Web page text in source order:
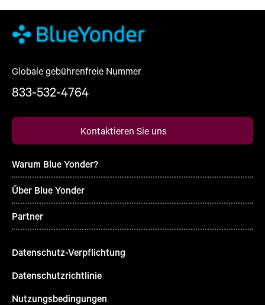
Globale gebührenfreie Nummer
833-532-4764
Kontaktieren Sie uns
Warum Blue Yonder?
Über Blue Yonder
Partner
Datenschutz-Verpflichtung
Datenschutzrichtlinie
Nutzungsbedingungen